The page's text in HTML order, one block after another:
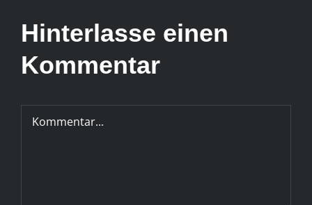
Hinterlasse einen
Kommentar
Kommentar